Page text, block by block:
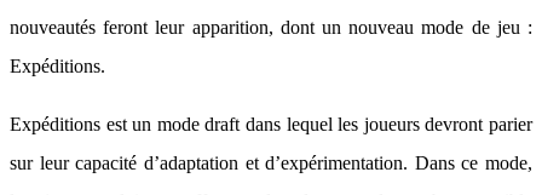
nouveautés feront leur apparition, dont un nouveau mode de jeu :
Expéditions.
Expéditions est un mode draft dans lequel les joueurs devront parier
sur leur capacité d’adaptation et d’expérimentation. Dans ce mode,